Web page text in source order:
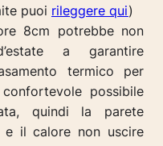
puoi rileggere qui)
8cm potrebbe non
a garantire
termico per
possibile
quindi la parete
e il calore non uscire